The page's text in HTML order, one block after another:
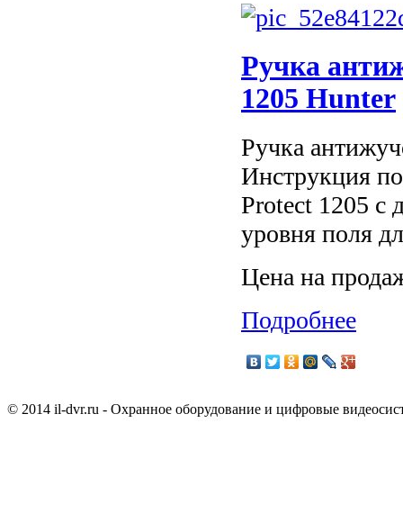
Ручка
1205 Hunter
Ручка
Инструкция
Protect 1205 с
уровня поля
Цена на
Подробнее
© 2014 il-dvr.ru - Охранное оборудование и цифровые